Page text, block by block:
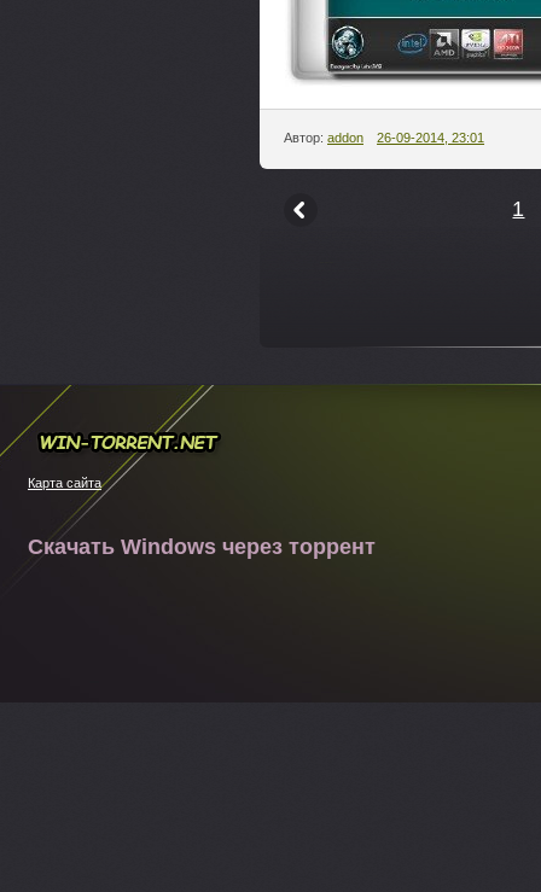
Автор: addon 26-09-2014, 23:01
1
Карта сайта
Скачать Windows через торрент